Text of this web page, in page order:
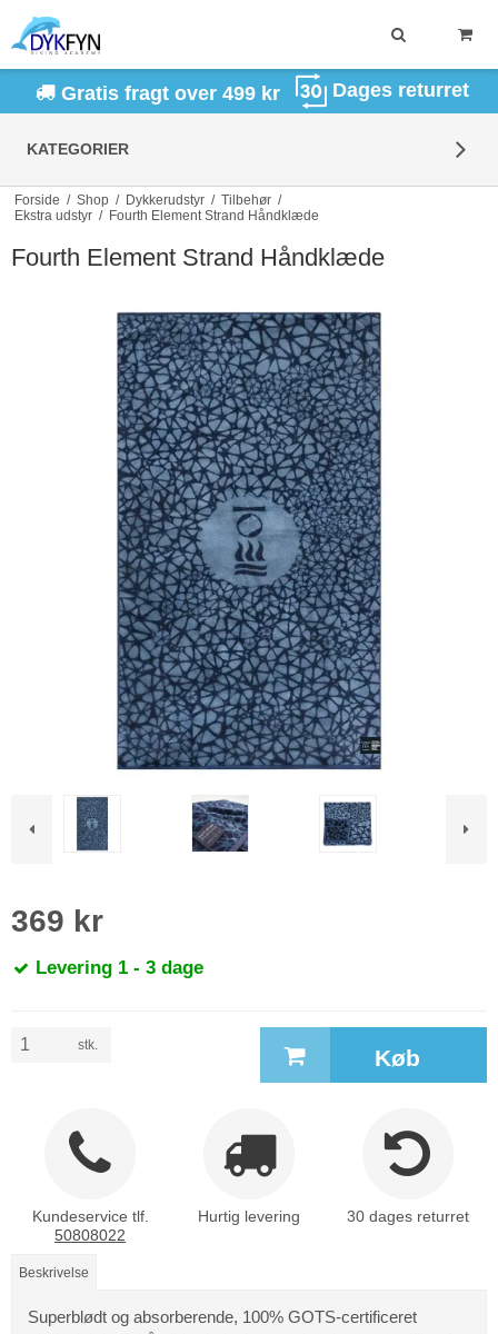
Gratis fragt over 499 kr Dages returret
KATEGORIER
Forside / Shop / Dykkerudstyr / Tilbehør /
Ekstra udstyr / Fourth Element Strand Håndklæde
Fourth Element Strand Håndklæde
369 kr
Levering 1 - 3 dage
stk. Køb
Kundeservice tlf.
50808022
Hurtig levering 30 dages returret
Beskrivelse
Superblødt og absorberende, 100% GOTS-certificeret